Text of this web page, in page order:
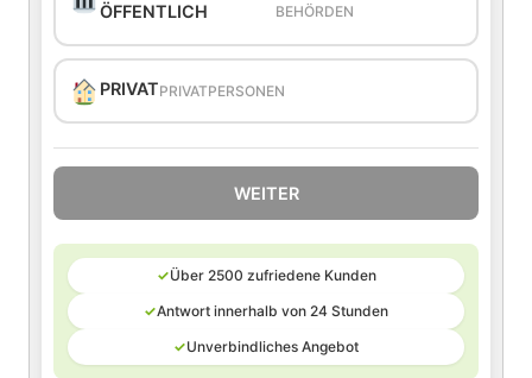
ÖFFENTLICH
BEHÖRDEN
PRIVATPRIVATPERSONEN
WEITER
✓Über 2500 zufriedene Kunden
✓Antwort innerhalb von 24 Stunden
✓Unverbindliches Angebot